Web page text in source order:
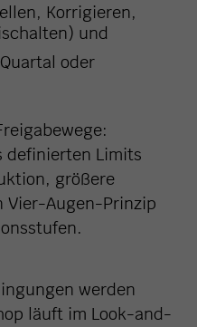
Korrigieren,
und
oder
definierten Limits
größere
Vier-Augen-Prinzip
werden
läuft im Look-and-